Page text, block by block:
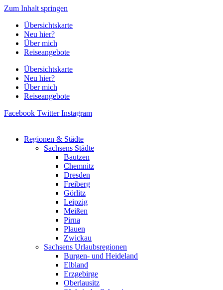
Zum Inhalt springen
Übersichtskarte
Neu hier?
Über mich
Reiseangebote
Übersichtskarte
Neu hier?
Über mich
Reiseangebote
Facebook Twitter Instagram
Regionen & Städte
Sachsens Städte
Bautzen
Chemnitz
Dresden
Freiberg
Görlitz
Leipzig
Meißen
Pirna
Plauen
Zwickau
Sachsens Urlaubsregionen
Burgen- und Heideland
Elbland
Erzgebirge
Oberlausitz